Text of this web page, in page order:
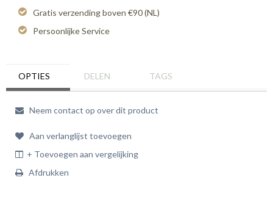
Gratis verzending boven €90 (NL)
Persoonlijke Service
OPTIES DELEN TAGS
Neem contact op over dit product
Aan verlanglijst toevoegen
+ Toevoegen aan vergelijking
Afdrukken